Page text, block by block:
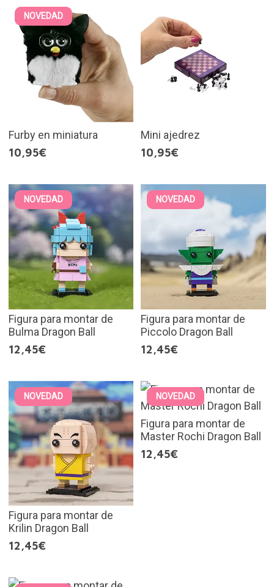
NOVEDAD
Furby en miniatura
10,95€
Mini ajedrez
10,95€
NOVEDAD
Figura para montar de
Bulma Dragon Ball
12,45€
NOVEDAD
Figura para montar de
Piccolo Dragon Ball
12,45€
NOVEDAD
Figura para montar de
Krilin Dragon Ball
12,45€
NOVEDAD
Figura para montar de
Master Rochi Dragon Ball
12,45€